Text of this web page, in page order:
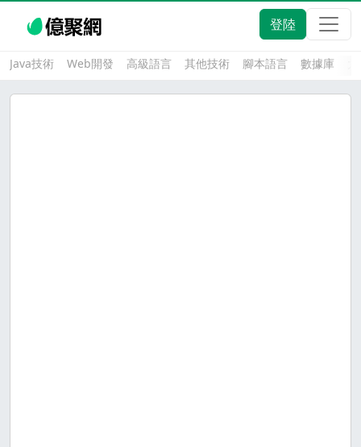
登陸
Java技術 Web開發 高級語言 其他技術 腳本語言 數據庫